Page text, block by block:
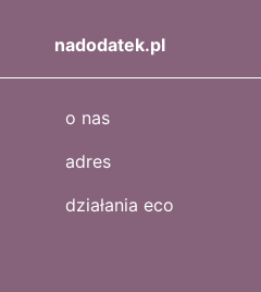
nadodatek.pl
o nas
adres
działania eco